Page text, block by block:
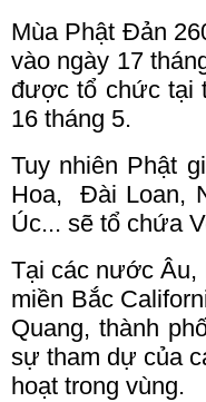
Mùa Phật Đản
vào ngày 17
được tổ chức tại
16 tháng 5.
Tuy nhiên Phật
Hoa, Đài Loan,
Úc... sẽ tổ chứa
Tại các nước
miền Bắc
Quang, thành
sự tham dự của
hoạt trong vùng.